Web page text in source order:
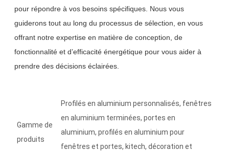
pour répondre à vos besoins spécifiques. Nous vous
guiderons tout au long du processus de sélection, en vous
offrant notre expertise en matière de conception, de
fonctionnalité et d’efficacité énergétique pour vous aider à
prendre des décisions éclairées.
Gamme de
produits
Profilés en aluminium personnalisés, fenêtres
en aluminium terminées, portes en
aluminium, profilés en aluminium pour
fenêtres et portes, kitech, décoration et